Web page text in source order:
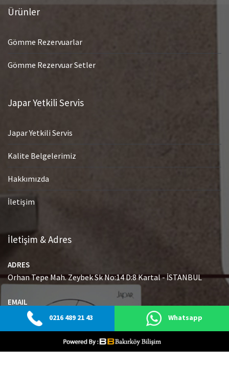
Ürünler
Gömme Rezervuarlar
Gömme Rezervuar Setler
Japar Yetkili Servis
Japar Yetkili Servis
Kalite Belgelerimiz
Hakkımızda
İletişim
İletişim & Adres
ADRES
Orhan Tepe Mah. Zeybek Sk No:14 D:8 Kartal - İSTANBUL
EMAIL
info@japaryetkiliservisi.net
0216 489 21 43
0216 489 21 43 Whatsapp